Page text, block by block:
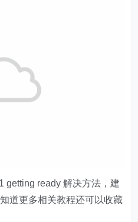
ready 解决方法，建
道更多相关教程还可以收藏